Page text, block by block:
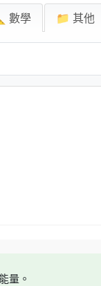
數學 📁 其他
量。